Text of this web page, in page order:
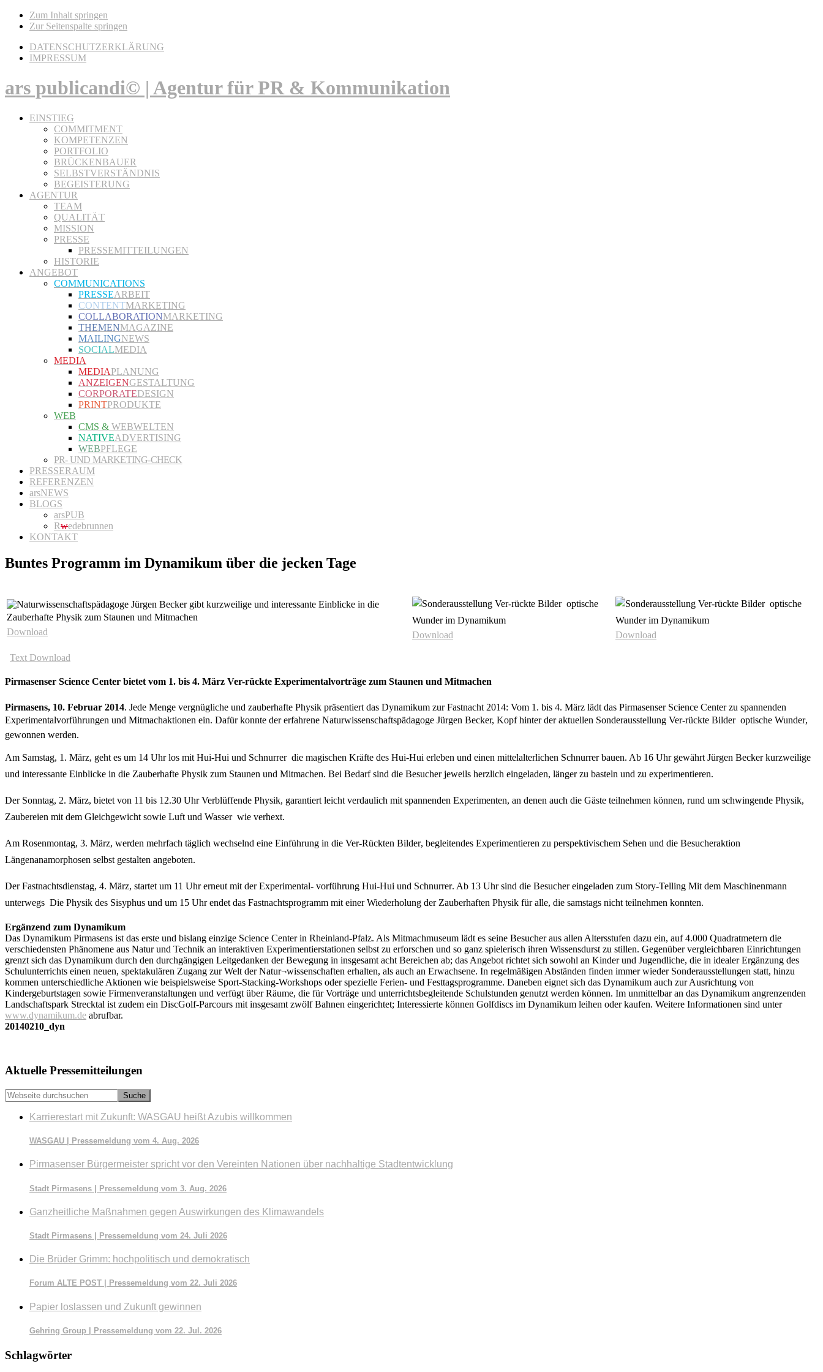
Zum Inhalt springen
Zur Seitenspalte springen
DATENSCHUTZERKLÄRUNG
IMPRESSUM
ars publicandi© | Agentur für PR & Kommunikation
EINSTIEG
COMMITMENT
KOMPETENZEN
PORTFOLIO
BRÜCKENBAUER
SELBSTVERSTÄNDNIS
BEGEISTERUNG
AGENTUR
TEAM
QUALITÄT
MISSION
PRESSE
PRESSEMITTEILUNGEN
HISTORIE
ANGEBOT
COMMUNICATIONS
PRESSEARBEIT
CONTENTMARKETING
COLLABORATIONMARKETING
THEMENMAGAZINE
MAILINGNEWS
SOCIALMEDIA
MEDIA
MEDIAPLANUNG
ANZEIGENGESTALTUNG
CORPORATEDESIGN
PRINTPRODUKTE
WEB
CMS & WEBWELTEN
NATIVEADVERTISING
WEBPFLEGE
PR- UND MARKETING-CHECK
PRESSERAUM
REFERENZEN
arsNEWS
BLOGS
arsPUB
Rwedebrunnen
KONTAKT
Buntes Programm im Dynamikum über die jecken Tage
Download Download Download
Text Download
Pirmasenser Science Center bietet vom 1. bis 4. März Ver-rückte Experimentalvorträge zum Staunen und Mitmachen
Pirmasens, 10. Februar 2014. Jede Menge vergnügliche und zauberhafte Physik präsentiert das Dynamikum zur Fastnacht 2014: Vom 1. bis 4. März lädt das Pirmasenser Science Center zu spannenden
Experimentalvorführungen und Mitmachaktionen ein. Dafür konnte der erfahrene Naturwissenschaftspädagoge Jürgen Becker, Kopf hinter der aktuellen Sonderausstellung Ver-rückte Bilder  optische Wunder,
gewonnen werden.
Am Samstag, 1. März, geht es um 14 Uhr los mit Hui-Hui und Schnurrer  die magischen Kräfte des Hui-Hui erleben und einen mittelalterlichen Schnurrer bauen. Ab 16 Uhr gewährt Jürgen Becker kurzweilige
und interessante Einblicke in die Zauberhafte Physik zum Staunen und Mitmachen. Bei Bedarf sind die Besucher jeweils herzlich eingeladen, länger zu basteln und zu experimentieren.
Der Sonntag, 2. März, bietet von 11 bis 12.30 Uhr Verblüffende Physik, garantiert leicht verdaulich mit spannenden Experimenten, an denen auch die Gäste teilnehmen können, rund um schwingende Physik,
Zaubereien mit dem Gleichgewicht sowie Luft und Wasser  wie verhext.
Am Rosenmontag, 3. März, werden mehrfach täglich wechselnd eine Einführung in die Ver-Rückten Bilder, begleitendes Experimentieren zu perspektivischem Sehen und die Besucheraktion
Längenanamorphosen selbst gestalten angeboten.
Der Fastnachtsdienstag, 4. März, startet um 11 Uhr erneut mit der Experimental- vorführung Hui-Hui und Schnurrer. Ab 13 Uhr sind die Besucher eingeladen zum Story-Telling Mit dem Maschinenmann
unterwegs  Die Physik des Sisyphus und um 15 Uhr endet das Fastnachtsprogramm mit einer Wiederholung der Zauberhaften Physik für alle, die samstags nicht teilnehmen konnten.
Ergänzend zum Dynamikum
Das Dynamikum Pirmasens ist das erste und bislang einzige Science Center in Rheinland-Pfalz. Als Mitmachmuseum lädt es seine Besucher aus allen Altersstufen dazu ein, auf 4.000 Quadratmetern die
verschiedensten Phänomene aus Natur und Technik an interaktiven Experimentierstationen selbst zu erforschen und so ganz spielerisch ihren Wissensdurst zu stillen. Gegenüber vergleichbaren Einrichtungen
grenzt sich das Dynamikum durch den durchgängigen Leitgedanken der Bewegung in insgesamt acht Bereichen ab; das Angebot richtet sich sowohl an Kinder und Jugendliche, die in idealer Ergänzung des
Schulunterrichts einen neuen, spektakulären Zugang zur Welt der Natur¬wissenschaften erhalten, als auch an Erwachsene. In regelmäßigen Abständen finden immer wieder Sonderausstellungen statt, hinzu
kommen unterschiedliche Aktionen wie beispielsweise Sport-Stacking-Workshops oder spezielle Ferien- und Festtagsprogramme. Daneben eignet sich das Dynamikum auch zur Ausrichtung von
Kindergeburtstagen sowie Firmenveranstaltungen und verfügt über Räume, die für Vorträge und unterrichtsbegleitende Schulstunden genutzt werden können. Im unmittelbar an das Dynamikum angrenzenden
Landschaftspark Strecktal ist zudem ein DiscGolf-Parcours mit insgesamt zwölf Bahnen eingerichtet; Interessierte können Golfdiscs im Dynamikum leihen oder kaufen. Weitere Informationen sind unter
www.dynamikum.de abrufbar.
20140210_dyn
Seitenspalte
Aktuelle Pressemitteilungen
Webseite
durchsuchen
Karrierestart mit Zukunft: WASGAU heißt Azubis willkommen
WASGAU | Pressemeldung vom 4. Aug. 2026
Pirmasenser Bürgermeister spricht vor den Vereinten Nationen über nachhaltige Stadtentwicklung
Stadt Pirmasens | Pressemeldung vom 3. Aug. 2026
Ganzheitliche Maßnahmen gegen Auswirkungen des Klimawandels
Stadt Pirmasens | Pressemeldung vom 24. Juli 2026
Die Brüder Grimm: hochpolitisch und demokratisch
Forum ALTE POST | Pressemeldung vom 22. Juli 2026
Papier loslassen und Zukunft gewinnen
Gehring Group | Pressemeldung vom 22. Jul. 2026
Schlagwörter